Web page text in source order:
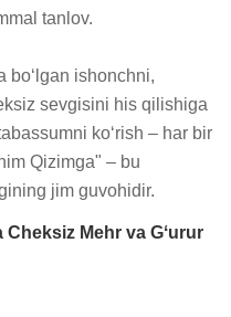
tanlov.
bo‘lgan ishonchni,
sevgisini his qilishiga
ko‘rish – har bir
Qizimga" – bu
jim guvohidir.
Mehr va Gʻurur